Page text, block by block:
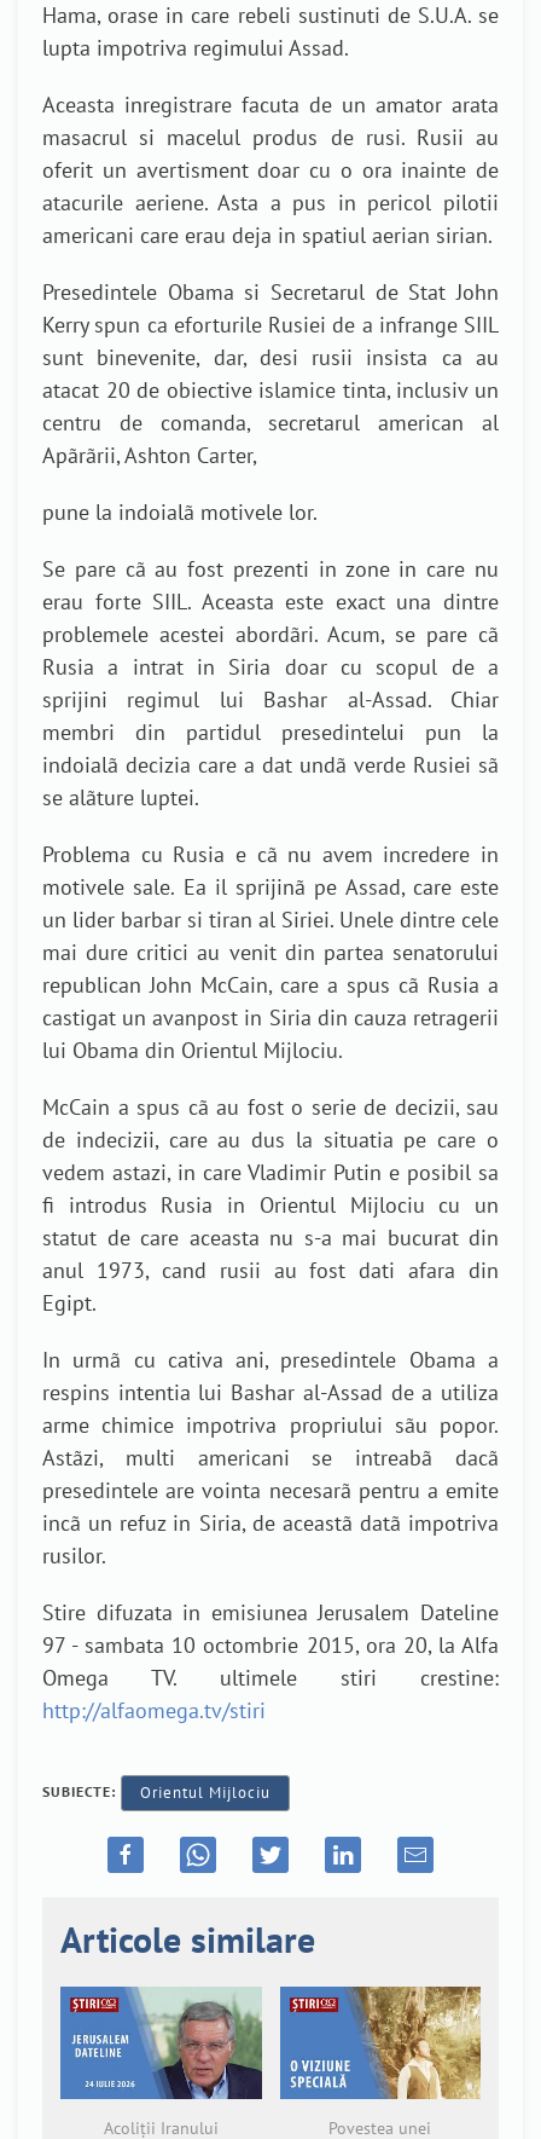
Hama, orase in care rebeli sustinuti de S.U.A. se
lupta impotriva regimului Assad.
Aceasta inregistrare facuta de un amator arata
masacrul si macelul produs de rusi. Rusii au
oferit un avertisment doar cu o ora inainte de
atacurile aeriene. Asta a pus in pericol pilotii
americani care erau deja in spatiul aerian sirian.
Presedintele Obama si Secretarul de Stat John
Kerry spun ca eforturile Rusiei de a infrange SIIL
sunt binevenite, dar, desi rusii insista ca au
atacat 20 de obiective islamice tinta, inclusiv un
centru de comanda, secretarul american al
Apãrãrii, Ashton Carter,
pune la indoialã motivele lor.
Se pare cã au fost prezenti in zone in care nu
erau forte SIIL. Aceasta este exact una dintre
problemele acestei abordãri. Acum, se pare cã
Rusia a intrat in Siria doar cu scopul de a
sprijini regimul lui Bashar al-Assad. Chiar
membri din partidul presedintelui pun la
indoialã decizia care a dat undã verde Rusiei sã
se alãture luptei.
Problema cu Rusia e cã nu avem incredere in
motivele sale. Ea il sprijinã pe Assad, care este
un lider barbar si tiran al Siriei. Unele dintre cele
mai dure critici au venit din partea senatorului
republican John McCain, care a spus cã Rusia a
castigat un avanpost in Siria din cauza retragerii
lui Obama din Orientul Mijlociu.
McCain a spus cã au fost o serie de decizii, sau
de indecizii, care au dus la situatia pe care o
vedem astazi, in care Vladimir Putin e posibil sa
fi introdus Rusia in Orientul Mijlociu cu un
statut de care aceasta nu s-a mai bucurat din
anul 1973, cand rusii au fost dati afara din
Egipt.
In urmã cu cativa ani, presedintele Obama a
respins intentia lui Bashar al-Assad de a utiliza
arme chimice impotriva propriului sãu popor.
Astãzi, multi americani se intreabã dacã
presedintele are vointa necesarã pentru a emite
incã un refuz in Siria, de aceastã datã impotriva
rusilor.
Stire difuzata in emisiunea Jerusalem Dateline
97 - sambata 10 octombrie 2015, ora 20, la Alfa
Omega TV. ultimele stiri crestine:
http://alfaomega.tv/stiri
SUBIECTE: Orientul Mijlociu
Articole similare
Acoliții Iranului Povestea unei